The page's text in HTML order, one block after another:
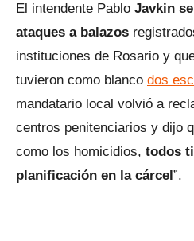
El intendente Pablo Javkin
ataques a balazos
instituciones de Rosario y
tuvieron como blanco dos
mandatario local volvió a
centros penitenciarios y dijo
como los homicidios, todos
planificación en la cárcel”.